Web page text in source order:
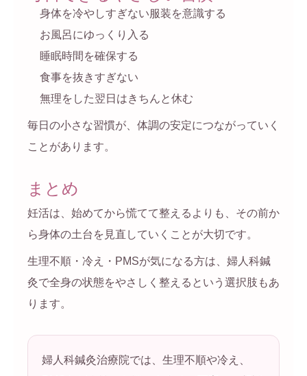
身体を冷やしすぎない服装を意識する
お風呂にゆっくり入る
睡眠時間を確保する
食事を抜きすぎない
無理をした翌日はきちんと休む
毎日の小さな習慣が、体調の安定につながっていく
ことがあります。
まとめ
妊活は、始めてから慌てて整えるよりも、その前か
ら身体の土台を見直していくことが大切です。
生理不順・冷え・PMSが気になる方は、婦人科鍼
灸で全身の状態をやさしく整えるという選択肢もあ
ります。
婦人科鍼灸治療院では、生理不順や冷え、